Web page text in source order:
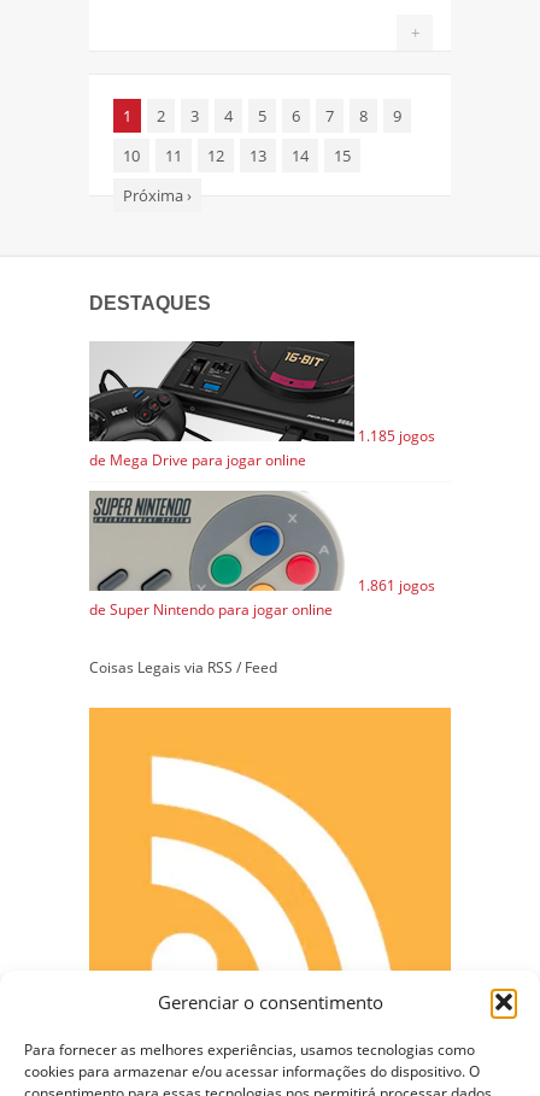
Gerenciar o consentimento
Para fornecer as melhores experiências, usamos tecnologias como
cookies para armazenar e/ou acessar informações do dispositivo. O
+
1 2 3 4 5 6 7 8
9
10
11 12 13 14
15
Próxima›
DESTAQUES
1.185 jogos
de Mega Drive para jogar online
1.861 jogos
de Super Nintendo para jogar online
Coisas Legais via RSS / Feed